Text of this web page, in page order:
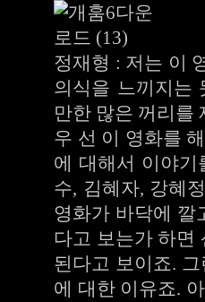
정재형 : 저는 이
의식을 느끼지는
만한 많은 꺼리를
우 선 이 영화를
에 대해서 이야기
수, 김혜자, 강혜
영화가 바닥에 깔
다고 보는가 하면
된다고 보이죠.
에 대한 이유죠.